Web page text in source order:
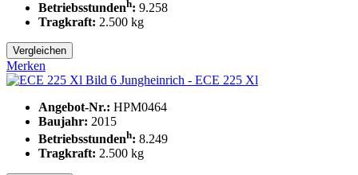
Betriebsstundenh: 9.258
Tragkraft: 2.500 kg
Vergleichen
Merken
Jungheinrich - ECE 225 Xl
Angebot-Nr.: HPM0464
Baujahr: 2015
Betriebsstundenh: 8.249
Tragkraft: 2.500 kg